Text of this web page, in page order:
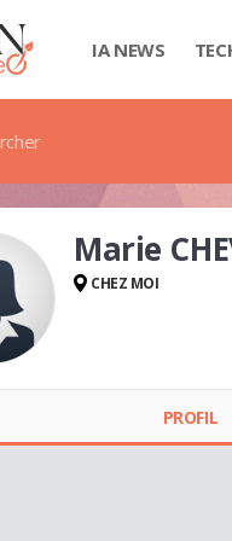
IA NEWS
Marie
CHEZ MOI
PROFIL